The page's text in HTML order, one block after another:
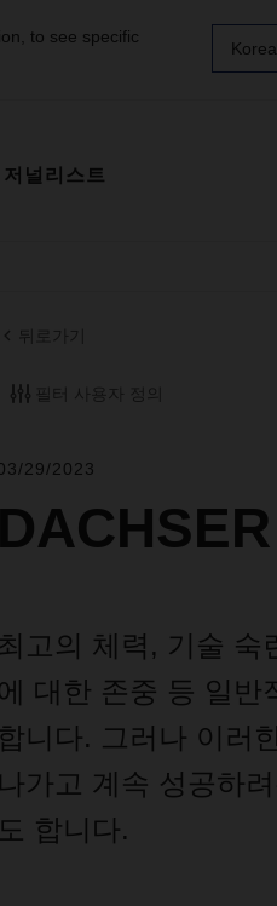
to see specific
Korea
저널리스트
뒤로가기
필터 사용자 정의
29/2023
최고의 체력 , 기술 숙
에
대한 존중 등 일반
합니다. 그러나 이러
나가고 계속 성공하
도 합니다.